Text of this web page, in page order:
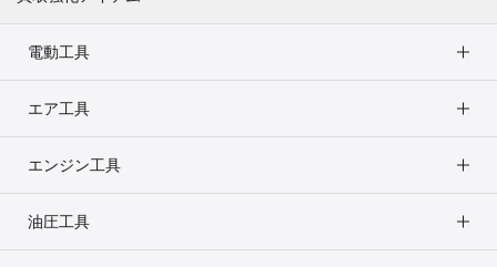
電動工具
エア工具
エンジン工具
油圧工具